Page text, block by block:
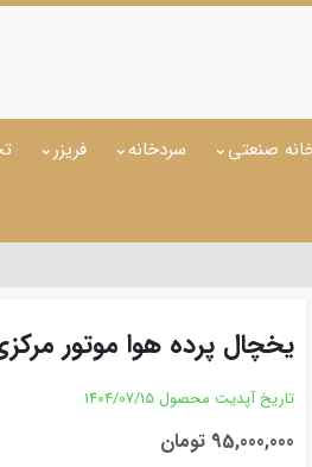
صنعتی سردخانه فریزر
یخچال پرده هوا موتور
تاریخ آپدیت محصول 1404/07/15
95,000,000 تومان